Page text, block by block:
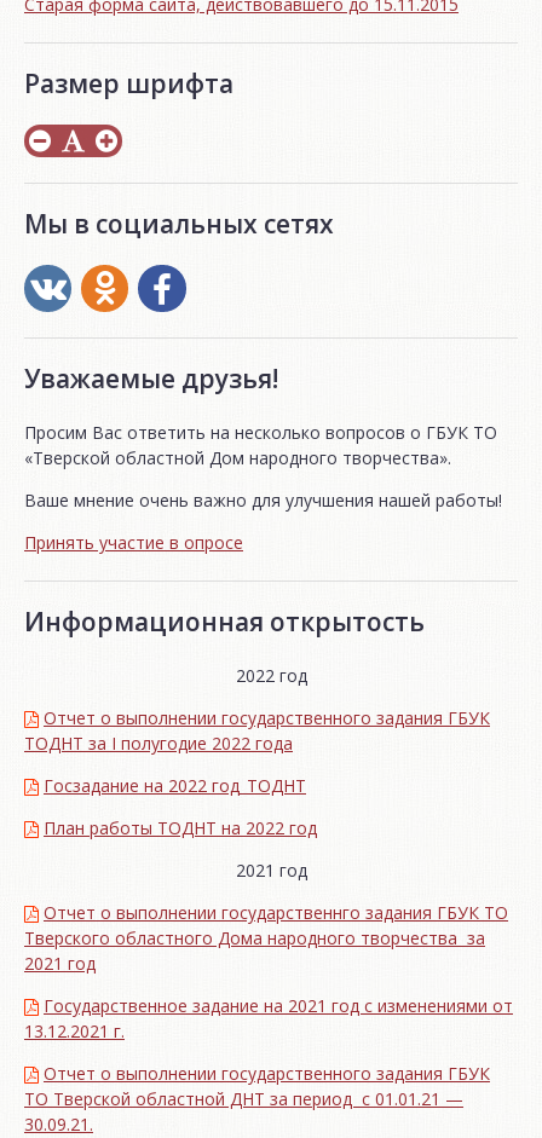
Размер шрифта
Мы в социальных сетях
Уважаемые друзья!
Просим Вас ответить на несколько вопросов о ГБУК ТО
«Тверской областной Дом народного творчества».
Ваше мнение очень важно для улучшения нашей работы!
Принять участие в опросе
Информационная открытость
2022 год
Отчет о выполнении государственного задания ГБУК
ТОДНТ за I полугодие 2022 года
Госзадание на 2022 год_ТОДНТ
План работы ТОДНТ на 2022 год
2021 год
Отчет о выполнении государственнго задания ГБУК ТО
Тверского областного Дома народного творчества за
2021 год
Государственное задание на 2021 год с изменениями от
13.12.2021 г.
Отчет о выполнении государственного задания ГБУК
ТО Тверской областной ДНТ за период с 01.01.21 —
30.09.21.